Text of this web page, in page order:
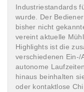
Industriestandards
wurde. Der
bisher nicht
vereint aktuelle
Highlights ist die
verschiedenen Ein-/
autonome
hinaus beinhalten
oder kontaktlose